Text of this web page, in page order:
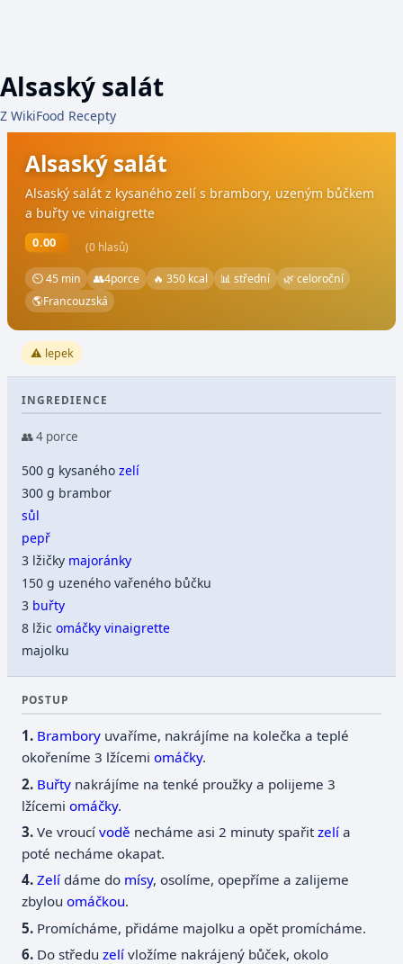
Alsaský salát
Z WikiFood Recepty
Alsaský salát
Alsaský salát z kysaného zelí s brambory, uzeným bůčkem
a buřty ve vinaigrette
0.00 (0 hlasů)
⏲ 45 min 👥4porce 🔥 350 kcal 📊 střední
🌿 celoroční
🌎Francouzská
⚠️ lepek
INGREDIENCE
👥 4 porce
500 g kysanéhozelí
300 g brambor
sůl
pepř
3 lžičky majoránky
150 g uzeného vařeného bůčku
3 buřty
8 lžicomáčky vinaigrette
majolku
POSTUP
Brambory uvaříme, nakrájíme na kolečka a teplé
okořeníme 3 lžícemiomáčky.
Buřty nakrájíme na tenké proužky a polijeme 3
lžícemiomáčky.
Ve vroucívodě necháme asi 2 minuty spařitzelí a
poté necháme okapat.
Zelí dáme do mísy, osolíme, opepříme a zalijeme
zbylouomáčkou.
Promícháme, přidáme majolku a opět promícháme.
Do středuzelí vložíme nakrájený bůček, okolo